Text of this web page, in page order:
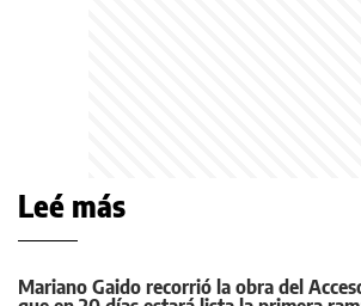
Leé más
Mariano Gaido recorrió la obra del